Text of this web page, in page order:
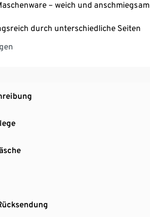
– weich und anschmiegsam
durch unterschiedliche Seiten
– einfach und schnell zu beziehen